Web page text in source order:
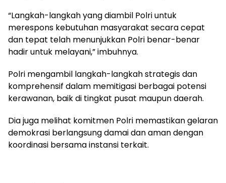
“Langkah-langkah yang diambil Polri untuk
merespons kebutuhan masyarakat secara cepat
dan tepat telah menunjukkan Polri benar-benar
hadir untuk melayani,” imbuhnya.
Polri mengambil langkah-langkah strategis dan
komprehensif dalam memitigasi berbagai potensi
kerawanan, baik di tingkat pusat maupun daerah.
Dia juga melihat komitmen Polri memastikan gelaran
demokrasi berlangsung damai dan aman dengan
koordinasi bersama instansi terkait.